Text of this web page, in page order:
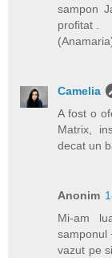
sampon
profitat .
Camelia
A fost o
Matrix,
decat un
Anonim
Mi-am
samponul
vazut pe